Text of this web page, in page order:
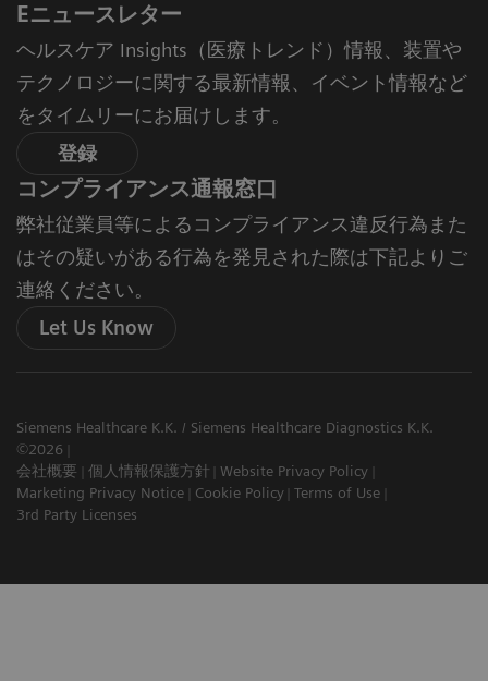
Eニュースレター
ヘルスケア Insights（医療トレンド）情報、装置や
テクノロジーに関する最新情報、イベント情報など
をタイムリーにお届けします。
登録
コンプライアンス通報窓口
弊社従業員等によるコンプライアンス違反行為また
はその疑いがある行為を発見された際は下記よりご
連絡ください。
Let Us Know
Siemens Healthcare K.K. / Siemens Healthcare Diagnostics K.K.
©2026
会社概要
個人情報保護方針
Website Privacy Policy
Marketing Privacy Notice
Cookie Policy Terms of Use
3rd Party Licenses